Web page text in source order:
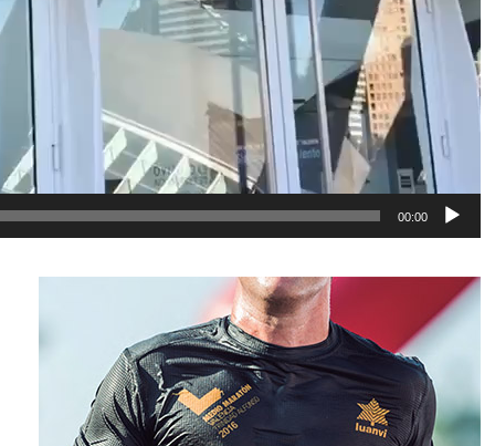
00:00